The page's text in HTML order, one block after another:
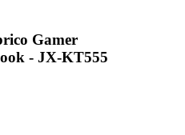
Gamer
- JX-KT555